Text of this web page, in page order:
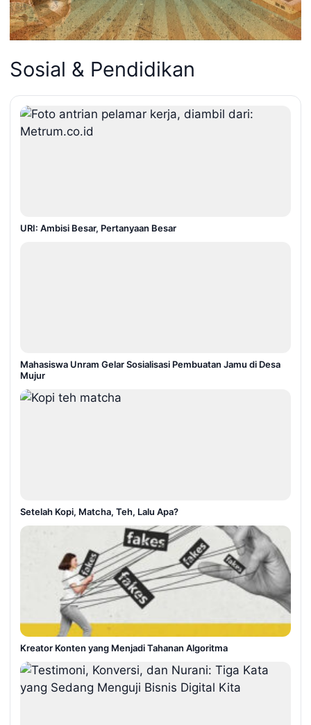
Sosial & Pendidikan
URI: Ambisi Besar, Pertanyaan Besar
Mahasiswa Unram Gelar Sosialisasi Pembuatan Jamu di Desa
Mujur
Setelah Kopi, Matcha, Teh, Lalu Apa?
Kreator Konten yang Menjadi Tahanan Algoritma